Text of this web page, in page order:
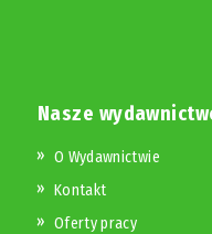
Nasze
O Wydawnictwie
Kontakt
Oferty pracy